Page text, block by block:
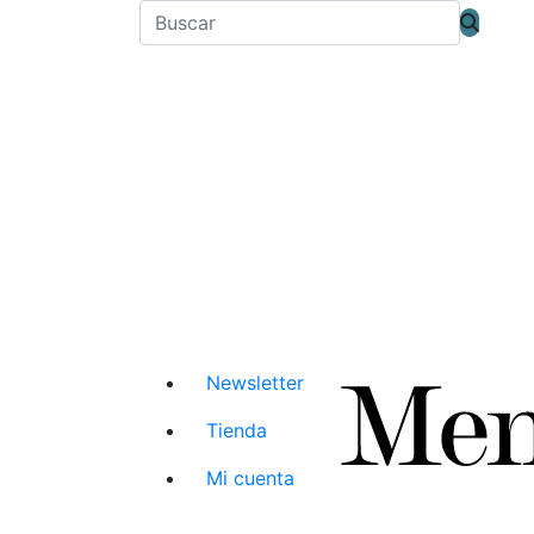
Newsletter
Tienda
Mi cuenta